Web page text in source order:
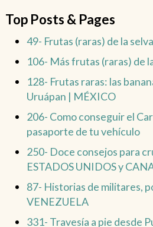
Top Posts & Pages
49- Frutas (raras) de la selva
106- Más frutas (raras) de
128- Frutas raras: las
Uruápan | MÉXICO
206- Como conseguir el
pasaporte de tu vehículo
250- Doce consejos para
ESTADOS UNIDOS y
87- Historias de militares,
VENEZUELA
331- Travesía a pie desde